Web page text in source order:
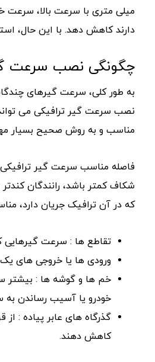
دارند کاهش دهد. با این حال،
چگونگی نصب سرعت
نصب سرعت گیر ترافیکی می تواند
مناسب و به روش صحیح بسیار
فاصله مناسب سرعت گیر
شکاف کمتر باشد، رانندگان
که در آن ترافیک جریان دارد،
تقاطع ها : سرعت گیرهایی
ورودی ها یا خروجی های
خودرو یا آسیب رساندن به
گذرگاه های عابر پیاده :
کاهش دهند.